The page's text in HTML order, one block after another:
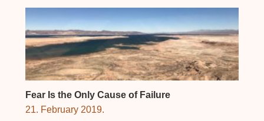
Fear Is the Only Cause of Failure
21. February 2019.